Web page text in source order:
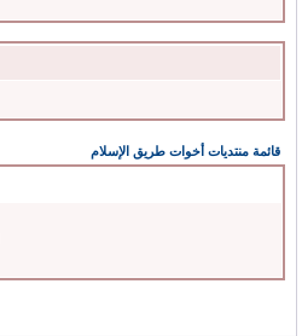
قائمة منتديات أخوات طريق الإسلام